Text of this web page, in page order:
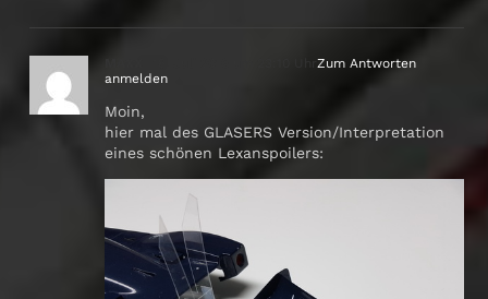
18. Juli 2016 um 23:10 UhrZum Antworten
anmelden
Moin,
hier mal des GLASERS Version/Interpretation
eines schönen Lexanspoilers: